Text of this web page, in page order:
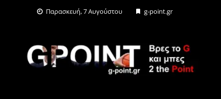
Παρασκευή, 7 Αυγούστου g-point.gr
G-POINT.GR